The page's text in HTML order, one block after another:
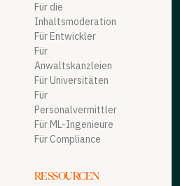
Für die
Inhaltsmoderation
Für Entwickler
Für
Anwaltskanzleien
Für Universitäten
Für
Personalvermittler
Für ML-Ingenieure
Für Compliance
RESSOURCEN